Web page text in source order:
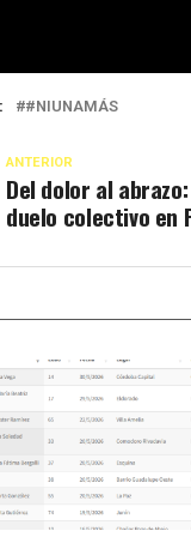
#NIUNAMÁS
ANTERIOR
Del dolor al
duelo colectivo en